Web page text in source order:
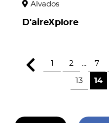
Alvados
D'aireXplore
1 2 7
13 14